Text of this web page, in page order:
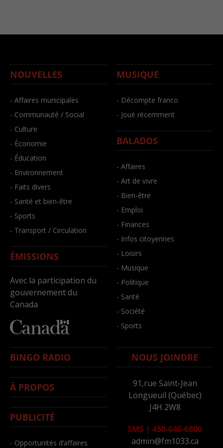
NOUVELLES
- Affaires municipales
- Communauté / Social
- Culture
- Économie
- Éducation
- Environnement
- Faits divers
- Santé et bien-être
- Sports
- Transport / Circulation
ÉMISSIONS
Avec la participation du
gouvernement du
Canada
MUSIQUE
- Décompte franco
- Joué récemment
BALADOS
- Affaires
- Art de vivre
- Bien-être
- Emploi
- Finances
- Infos citoyennes
- Loisirs
- Musique
- Politique
- Santé
- Société
- Sports
BINGO RADIO
À PROPOS
PUBLICITÉ
- Opportunités d’affaires
NOUS JOINDRE
91,rue Saint-Jean
Longueuil (Québec)
J4H 2W8
SMS | 450-646-6800
admin@fm1033.ca